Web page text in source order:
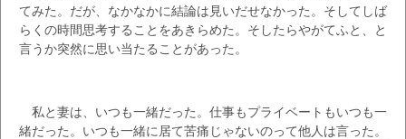
てみた。だが、なかなかに結論は見いだせなかった。そしてしば
らくの時間思考することをあきらめた。そしたらやがてふと、と
言うか突然に思い当たることがあった。
私と妻は、いつも一緒だった。仕事もプライベートもいつも一
緒だった。いつも一緒に居て苦痛じゃないのって他人は言った。